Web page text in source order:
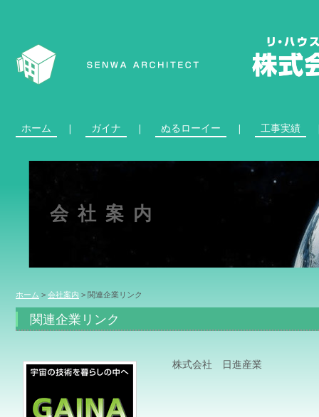
ホーム ガイナ ぬるローイー 工事実績
会社案内
ホーム > 会社案内 > 関連企業リンク
関連企業リンク
株式会社 日進産業